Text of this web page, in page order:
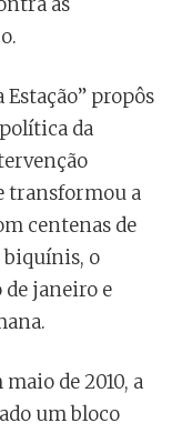
propôs
da
transformou a
centenas de
biquínis, o
janeiro e
de 2010, a
um bloco